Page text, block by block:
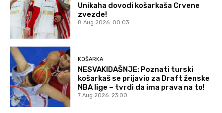
Unikaha dovodi košarkaša Crvene
zvezde!
8 Aug 2026. 00:03
KOŠARKA
NESVAKIDAŠNJE: Poznati turski
košarkaš se prijavio za Draft ženske
NBA lige – tvrdi da ima prava na to!
7 Aug 2026. 23:00